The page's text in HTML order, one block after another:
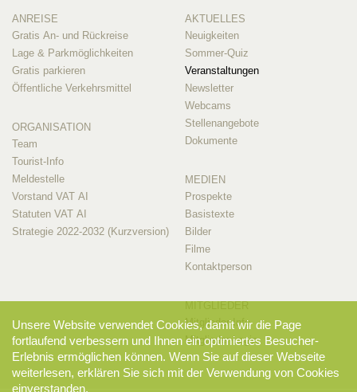
ANREISE
Gratis An- und Rückreise
Lage & Parkmöglichkeiten
Gratis parkieren
Öffentliche Verkehrsmittel
ORGANISATION
Team
Tourist-Info
Meldestelle
Vorstand VAT AI
Statuten VAT AI
Strategie 2022-2032 (Kurzversion)
AKTUELLES
Neuigkeiten
Sommer-Quiz
Veranstaltungen
Newsletter
Webcams
Stellenangebote
Dokumente
MEDIEN
Prospekte
Basistexte
Bilder
Filme
Kontaktperson
Mitglieder-Info
Mitglieder-Login
Unsere Website verwendet Cookies, damit wir die Page
fortlaufend verbessern und Ihnen ein optimiertes Besucher-
Erlebnis ermöglichen können. Wenn Sie auf dieser Webseite
weiterlesen, erklären Sie sich mit der Verwendung von Cookies
einverstanden.